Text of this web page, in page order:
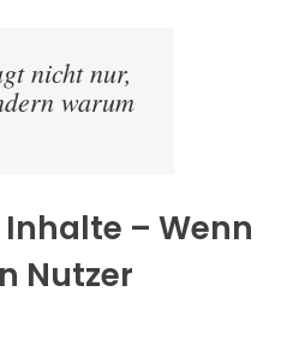
nicht nur,
warum
– Wenn
Nutzer